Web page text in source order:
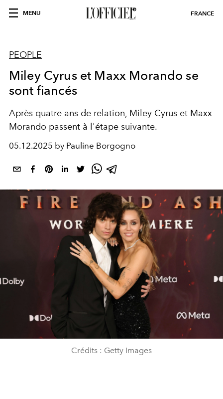
MENU FRANCE
PEOPLE
Miley Cyrus et Maxx Morando se
sont fiancés
Après quatre ans de relation, Miley Cyrus et Maxx
Morando passent à l'étape suivante.
05.12.2025 by Pauline Borgogno
Crédits : Getty Images